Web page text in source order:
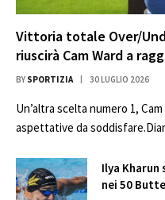
Vittoria totale Over/
riuscirà Cam Ward a
BY SPORTIZIA 30 LUGLIO 2026
Un’altra scelta numero 1,
aspettative da
Ilya Kharun
nei 50